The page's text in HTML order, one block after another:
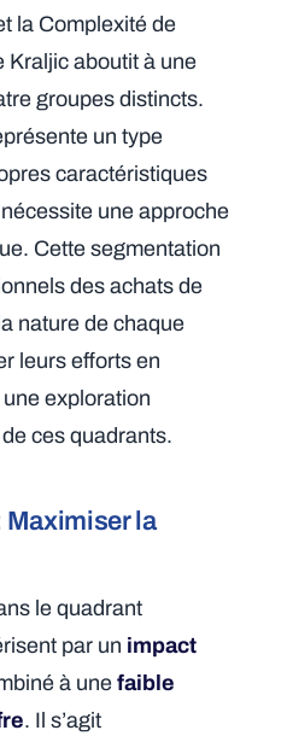
la Complexité de
Kraljic aboutit à une
groupes distincts.
un type
caractéristiques
une approche
Cette segmentation
des achats de
nature de chaque
leurs efforts en
exploration
ces quadrants.
Maximiser la
le quadrant
par un impact
à unefaible
. Il s’agit